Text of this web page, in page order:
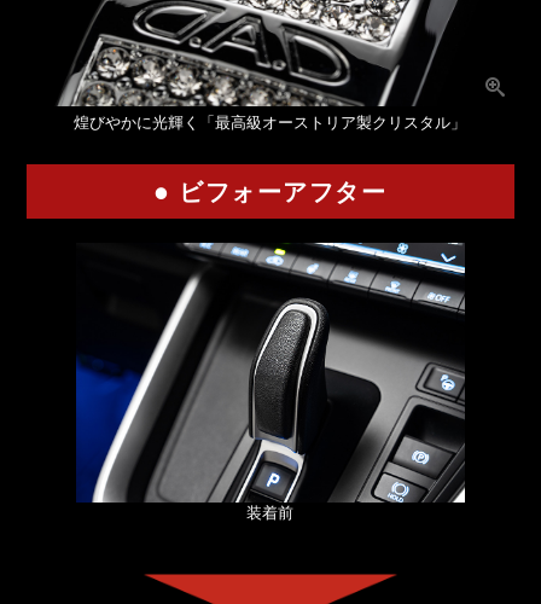
煌びやかに光輝く「最高級オーストリア製クリスタル」
● ビフォーアフター
装着前